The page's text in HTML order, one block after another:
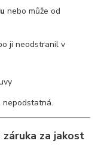
nebo může od
ji neodstranil v
za jakost